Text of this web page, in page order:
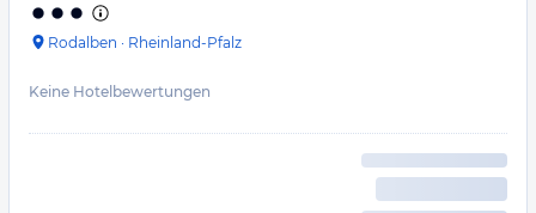
Rodalben · Rheinland-Pfalz
Keine Hotelbewertungen